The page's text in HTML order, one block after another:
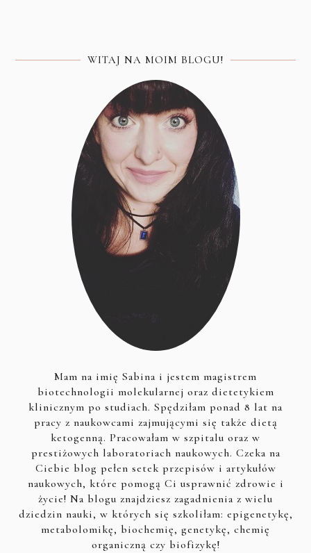
WITAJ NA MOIM BLOGU!
Mam na imię Sabina i jestem magistrem
biotechnologii molekularnej oraz dietetykiem
klinicznym po studiach. Spędziłam ponad 8 lat na
pracy z naukowcami zajmującymi się także dietą
ketogenną. Pracowałam w szpitalu oraz w
prestiżowych laboratoriach naukowych. Czeka na
Ciebie blog pełen setek przepisów i artykułów
naukowych, które pomogą Ci usprawnić zdrowie i
życie! Na blogu znajdziesz zagadnienia z wielu
dziedzin nauki, w których się szkoliłam: epigenetykę,
metabolomikę, biochemię, genetykę, chemię
organiczną czy biofizykę!